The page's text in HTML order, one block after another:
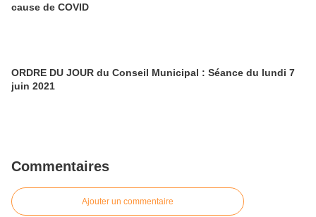
cause de COVID
ORDRE DU JOUR du Conseil Municipal : Séance du lundi 7
juin 2021
Commentaires
Ajouter un commentaire